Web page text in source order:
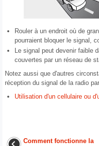
Rouler à un endroit où de
pourraient bloquer le signal,
Le signal peut devenir faible
couvertes par un réseau de
Notez aussi que d'autres
réception du signal de la radio
Utilisation d'un cellulaire ou
Comment fonctionne la